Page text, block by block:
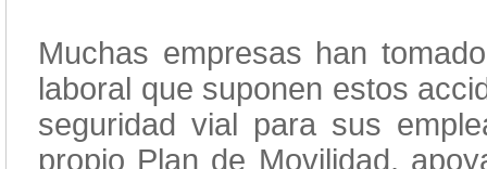
Muchas empresas han
laboral que suponen estos
seguridad vial para sus
propio Plan de Movilidad,